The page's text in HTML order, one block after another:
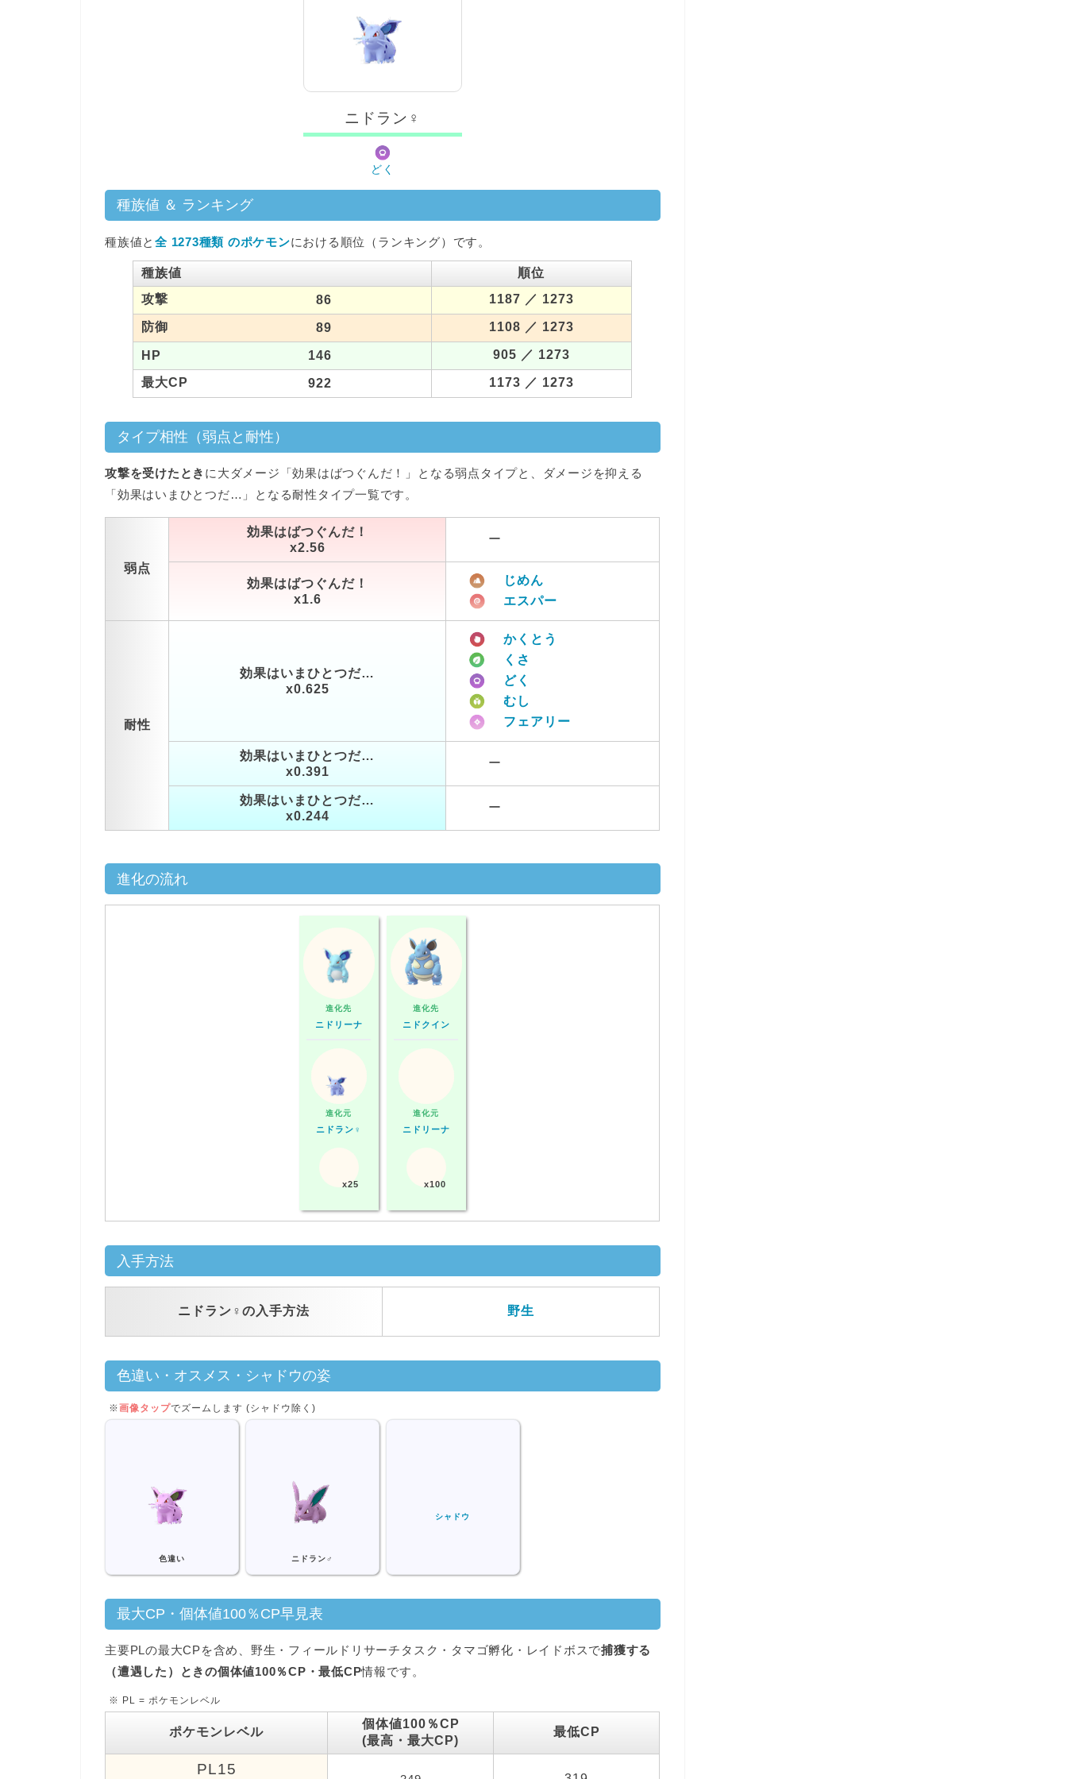
ニドラン♀
どく
種族値 ＆ ランキング
種族値と全 1273種類 のポケモンにおける順位（ランキング）です。
種族値
順位
攻撃
86 1187 ／ 1273
防御 89 1108 ／ 1273
HP 146 905 ／ 1273
最大CP 922 1173 ／ 1273
タイプ相性（弱点と耐性）
攻撃を受けたとき に大ダメージ「効果はばつぐんだ！」となる弱点タイプと、ダメージを抑える
「効果はいまひとつだ…」となる耐性タイプ一覧です。
弱点
効果はばつぐんだ！
x2.56
ー
効果はばつぐんだ！
x1.6
じめん
エスパー
耐性
効果はいまひとつだ…
x0.625
かくとう
くさ
どく
むし
フェアリー
効果はいまひとつだ…
x0.391
ー
効果はいまひとつだ…
x0.244
ー
進化の流れ
進化先
ニドリーナ
進化元
ニドラン♀
x25
進化先
ニドクイン
進化元
ニドリーナ
x100
入手方法
ニドラン♀の入手方法 野生
色違い・オスメス・シャドウの姿
※画像タップでズームします (シャドウ除く)
色違い ニドラン♂
シャドウ
最大CP・個体値100％CP早見表
主要PLの最大CPを含め、野生・フィールドリサーチタスク・タマゴ孵化・レイドボスで捕獲する
（遭遇した）ときの個体値100％CP・最低CP情報です。
※ PL = ポケモンレベル
ポケモンレベル
個体値100％CP
(最高・最大CP)
最低CP
PL15